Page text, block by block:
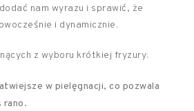
nam wyrazu i sprawić, że
i dynamicznie.
z wyboru krótkiej fryzury:
w pielęgnacji, co pozwala
rano.